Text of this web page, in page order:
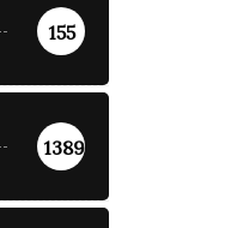
155
1389